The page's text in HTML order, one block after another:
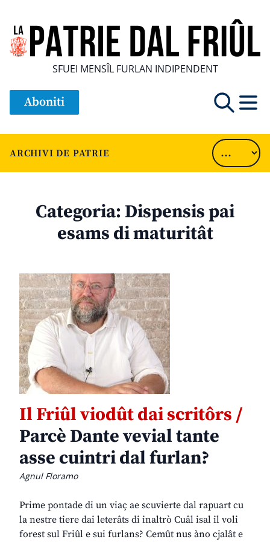
SFUEI MENSÎL FURLAN INDIPENDENT
Aboniti
ARCHIVI DE PATRIE
Categoria: Dispensis pai
esams di maturitât
Il Friûl viodût dai scritôrs /
Parcè Dante vevial tante
asse cuintri dal furlan?
Agnul Floramo
Prime pontade di un viaç ae scuvierte dal rapuart cu
la nestre tiere dai leterâts di inaltrò Cuâl isal il voli
forest sul Friûl e sui furlans? Cemût nus àno cjalât e